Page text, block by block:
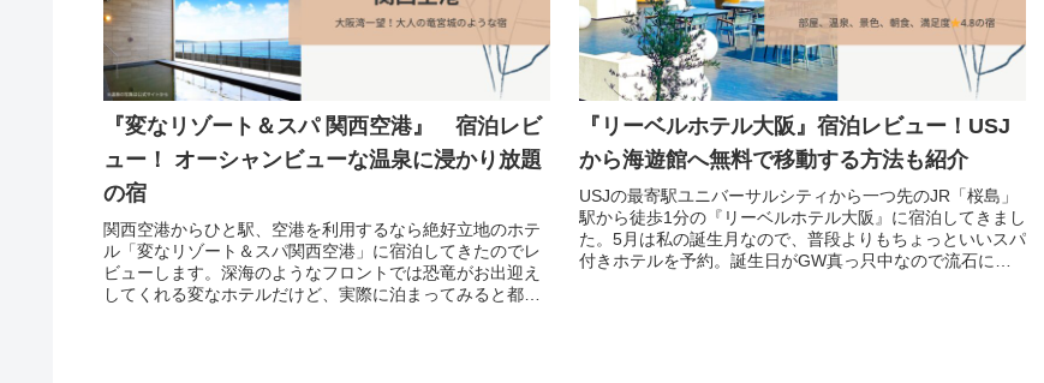
『変なリゾート＆スパ 関西空港』 宿泊レビ
ュー！ オーシャンビューな温泉に浸かり放題
の宿
関西空港からひと駅、空港を利用するなら絶好立地のホテ
ル「変なリゾート＆スパ関西空港」に宿泊してきたのでレ
ビューします。深海のようなフロントでは恐竜がお出迎え
してくれる変なホテルだけど、実際に泊まってみると都会
『リーベルホテル大阪』宿泊レビュー！USJ
から海遊館へ無料で移動する方法も紹介
USJの最寄駅ユニバーサルシティから一つ先のJR「桜島」
駅から徒歩1分の『リーベルホテル大阪』に宿泊してきまし
た。5月は私の誕生月なので、普段よりもちょっといいスパ
付きホテルを予約。誕生日がGW真っ只中なので流石に一